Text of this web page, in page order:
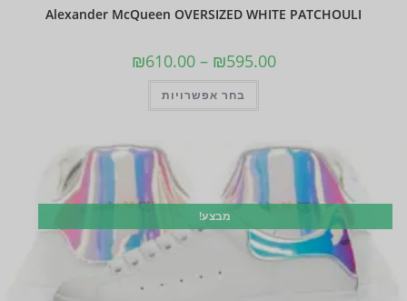
Alexander McQueen OVERSIZED WHITE PATCHOULI
₪595.00
–
₪610.00
בחר אפשרויות
מבצע!